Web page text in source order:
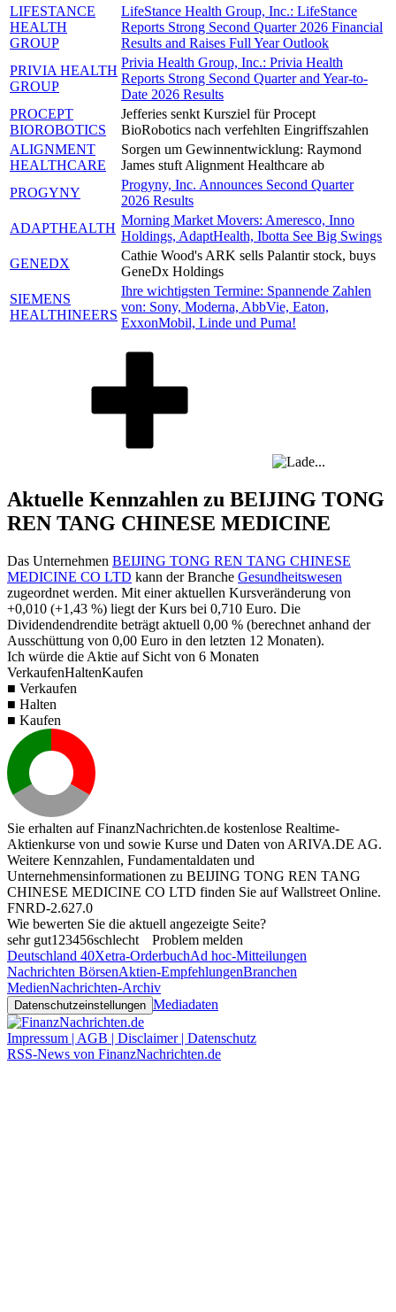
LIFESTANCE
HEALTH
GROUP
LifeStance Health Group, Inc.: LifeStance
Reports Strong Second Quarter 2026 Financial
Results and Raises Full Year Outlook
PRIVIA HEALTH
GROUP
Privia Health Group, Inc.: Privia Health
Reports Strong Second Quarter and Year-to-
Date 2026 Results
PROCEPT
BIOROBOTICS
Jefferies senkt Kursziel für Procept
BioRobotics nach verfehlten Eingriffszahlen
ALIGNMENT
HEALTHCARE
Sorgen um Gewinnentwicklung: Raymond
James stuft Alignment Healthcare ab
PROGYNY
Progyny, Inc. Announces Second Quarter
2026 Results
ADAPTHEALTH
Morning Market Movers: Ameresco, Inno
Holdings, AdaptHealth, Ibotta See Big Swings
GENEDX
Cathie Wood's ARK sells Palantir stock, buys
GeneDx Holdings
SIEMENS
HEALTHINEERS
Ihre wichtigsten Termine: Spannende Zahlen
von: Sony, Moderna, AbbVie, Eaton,
ExxonMobil, Linde und Puma!
Aktuelle Kennzahlen zu BEIJING TONG
REN TANG CHINESE MEDICINE
Das Unternehmen BEIJING TONG REN TANG CHINESE
MEDICINE CO LTD kann der Branche Gesundheitswesen
zugeordnet werden. Mit einer aktuellen Kursveränderung von
+0,010 (+1,43 %) liegt der Kurs bei 0,710 Euro. Die
Dividendendrendite beträgt aktuell 0,00 % (berechnet anhand der
Ausschüttung von 0,00 Euro in den letzten 12 Monaten).
Ich würde die Aktie auf Sicht von 6 Monaten
VerkaufenHaltenKaufen
■ Verkaufen
■ Halten
■ Kaufen
Sie erhalten auf FinanzNachrichten.de kostenlose Realtime-
Aktienkurse von und sowie Kurse und Daten von ARIVA.DE AG.
Weitere Kennzahlen, Fundamentaldaten und
Unternehmensinformationen zu BEIJING TONG REN TANG
CHINESE MEDICINE CO LTD finden Sie aufWallstreet Online.
FNRD-2.627.0
Wie bewerten Sie die aktuell angezeigte Seite?
sehr gut1 23456schlecht
Problem melden
Deutschland 40Xetra-OrderbuchAd hoc-Mitteilungen
Nachrichten BörsenAktien-EmpfehlungenBranchen
MedienNachrichten-Archiv
Datenschutzeinstellungen Mediadaten
Impressum | AGB | Disclaimer | Datenschutz
RSS-News von FinanzNachrichten.de